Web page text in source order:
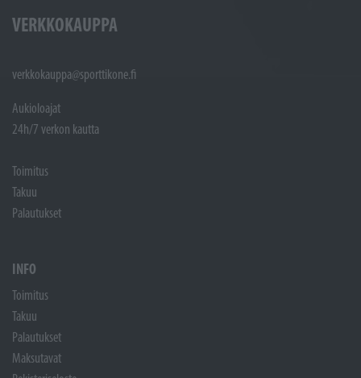
VERKKOKAUPPA
verkkokauppa@sporttikone.fi
Aukioloajat
24h/7 verkon kautta
Toimitus
Takuu
Palautukset
INFO
Toimitus
Takuu
Palautukset
Maksutavat